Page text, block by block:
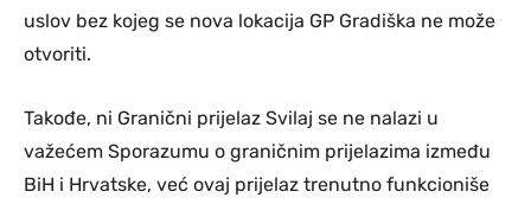
uslov bez kojeg se nova lokacija GP Gradiška ne može
otvoriti.
Takođe, ni Granični prijelaz Svilaj se ne nalazi u
važećem Sporazumu o graničnim prijelazima između
BiH i Hrvatske, već ovaj prijelaz trenutno funkcioniše